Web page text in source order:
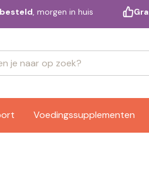
, morgen in huis
Voedingssupplementen